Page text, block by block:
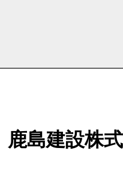
鹿島建設株